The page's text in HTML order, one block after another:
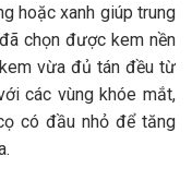
hoặc xanh giúp trung
chọn được kem nền
vừa đủ tán đều từ
các vùng khóe mắt,
có đầu nhỏ để tăng